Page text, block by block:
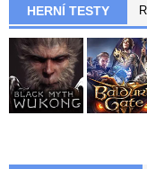
HERNÍ TESTY